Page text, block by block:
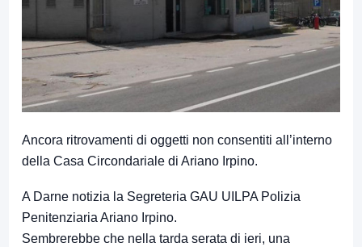
Ancora ritrovamenti di oggetti non consentiti all’interno
della Casa Circondariale di Ariano Irpino.
A Darne notizia la Segreteria GAU UILPA Polizia
Penitenziaria Ariano Irpino.
Sembrerebbe che nella tarda serata di ieri, una